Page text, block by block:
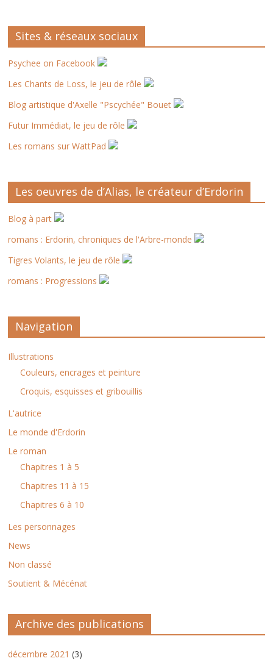
Sites & réseaux sociaux
Psychee on Facebook
Les Chants de Loss, le jeu de rôle
Blog artistique d'Axelle "Pscychée" Bouet
Futur Immédiat, le jeu de rôle
Les romans sur WattPad
Les oeuvres de d’Alias, le créateur d’Erdorin
Blog à part
romans : Erdorin, chroniques de l'Arbre-monde
Tigres Volants, le jeu de rôle
romans : Progressions
Navigation
Illustrations
Couleurs, encrages et peinture
Croquis, esquisses et gribouillis
L'autrice
Le monde d'Erdorin
Le roman
Chapitres 1 à 5
Chapitres 11 à 15
Chapitres 6 à 10
Les personnages
News
Non classé
Soutient & Mécénat
Archive des publications
décembre 2021 (3)